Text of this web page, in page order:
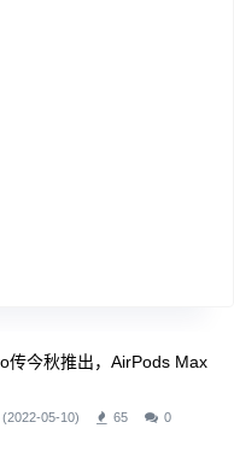
传今秋推出，AirPods Max
05-10) 65 0